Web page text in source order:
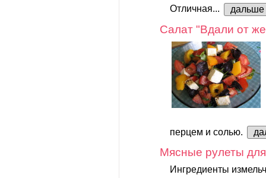
Отличная...
дальше
Салат "Вдали от
перцем и солью.
Мясные рулеты для
Ингредиенты